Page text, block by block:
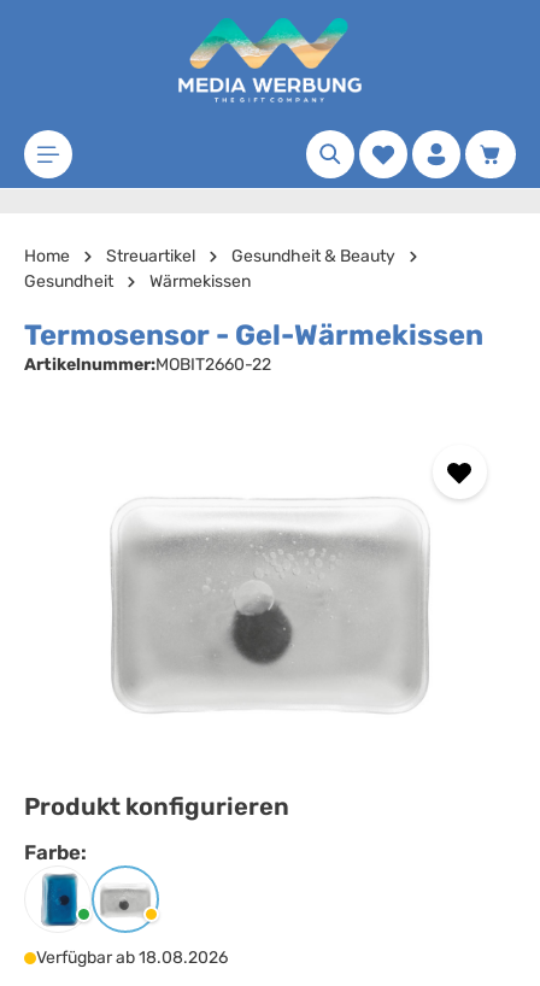
Zum Hauptinhalt springen
Merkzettel
Home Streuartikel
Gesundheit & Beauty
Gesundheit
Wärmekissen
Termosensor - Gel-Wärmekissen
Artikelnummer:MOBIT2660-22
Produkt konfigurieren
Farbe:
Farbe auswählen
Blau Transparent
Verfügbar ab 18.08.2026